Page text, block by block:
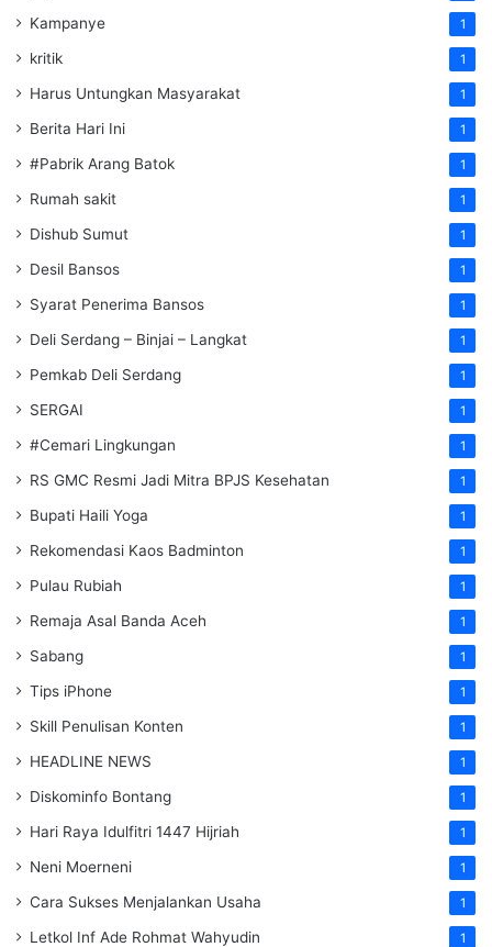
Kampanye 1
kritik 1
Harus Untungkan Masyarakat 1
Berita Hari Ini 1
#Pabrik Arang Batok 1
Rumah sakit 1
Dishub Sumut 1
Desil Bansos 1
Syarat Penerima Bansos 1
Deli Serdang – Binjai – Langkat 1
Pemkab Deli Serdang 1
SERGAI 1
#Cemari Lingkungan 1
RS GMC Resmi Jadi Mitra BPJS Kesehatan 1
Bupati Haili Yoga 1
Rekomendasi Kaos Badminton 1
Pulau Rubiah 1
Remaja Asal Banda Aceh 1
Sabang 1
Tips iPhone 1
Skill Penulisan Konten 1
HEADLINE NEWS 1
Diskominfo Bontang 1
Hari Raya Idulfitri 1447 Hijriah 1
Neni Moerneni 1
Cara Sukses Menjalankan Usaha 1
Letkol Inf Ade Rohmat Wahyudin 1